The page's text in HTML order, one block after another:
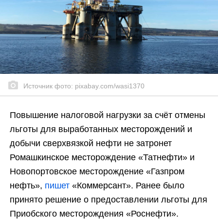
Источник фото: pixabay.com/wasi1370
Повышение налоговой нагрузки за счёт отмены
льготы для выработанных месторождений и
добычи сверхвязкой нефти не затронет
Ромашкинское месторождение «Татнефти» и
Новопортовское месторождение «Газпром
нефть», пишет «Коммерсант». Ранее было
принято решение о предоставлении льготы для
Приобского месторождения «Роснефти».